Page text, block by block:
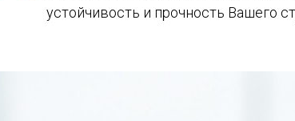
устойчивость и прочность Вашего